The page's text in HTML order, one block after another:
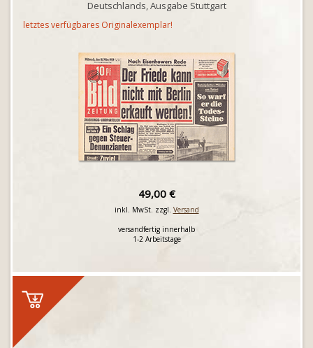
Deutschlands, Ausgabe Stuttgart
letztes verfügbares Originalexemplar!
49,00 €
inkl. MwSt. zzgl. Versand
versandfertig innerhalb
1-2 Arbeitstage